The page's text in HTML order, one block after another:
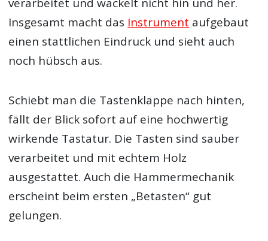
Insgesamt macht das Instrument aufgebaut
einen stattlichen Eindruck und sieht auch
noch hübsch aus.
Schiebt man die Tastenklappe nach hinten,
fällt der Blick sofort auf eine hochwertig
wirkende Tastatur. Die Tasten sind sauber
verarbeitet und mit echtem Holz
ausgestattet. Auch die Hammermechanik
erscheint beim ersten „Betasten“ gut
gelungen.